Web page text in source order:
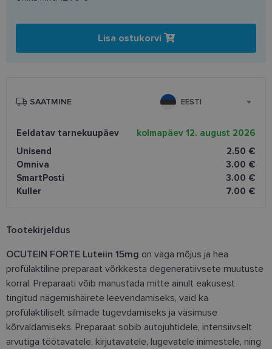
Tootekirjeldus
OCUTEIN FORTE Luteiin 15mg on väga mõjus ja hea
profülaktiline preparaat võrkkesta degeneratiivsete muutuste
korral. Preparaati võib manustada mitte ainult eakusest
tingitud nägemishäirete leevendamiseks, vaid ka
profülaktiliselt silmade tugevdamiseks ja väsimuse
kõrvaldamiseks. Preparaat sobib autojuhtidele, intensiivselt
arvutiga töötavatele, kirjutavatele, lugevatele inimestele, ning
Lisa ostukorvi
SAATMINE EESTI
Eeldatav tarnekuupäev
kolmapäev 12. august 2026
Unisend
2.50 €
Omniva
3.00 €
SmartPosti
3.00 €
Kuller
7.00 €